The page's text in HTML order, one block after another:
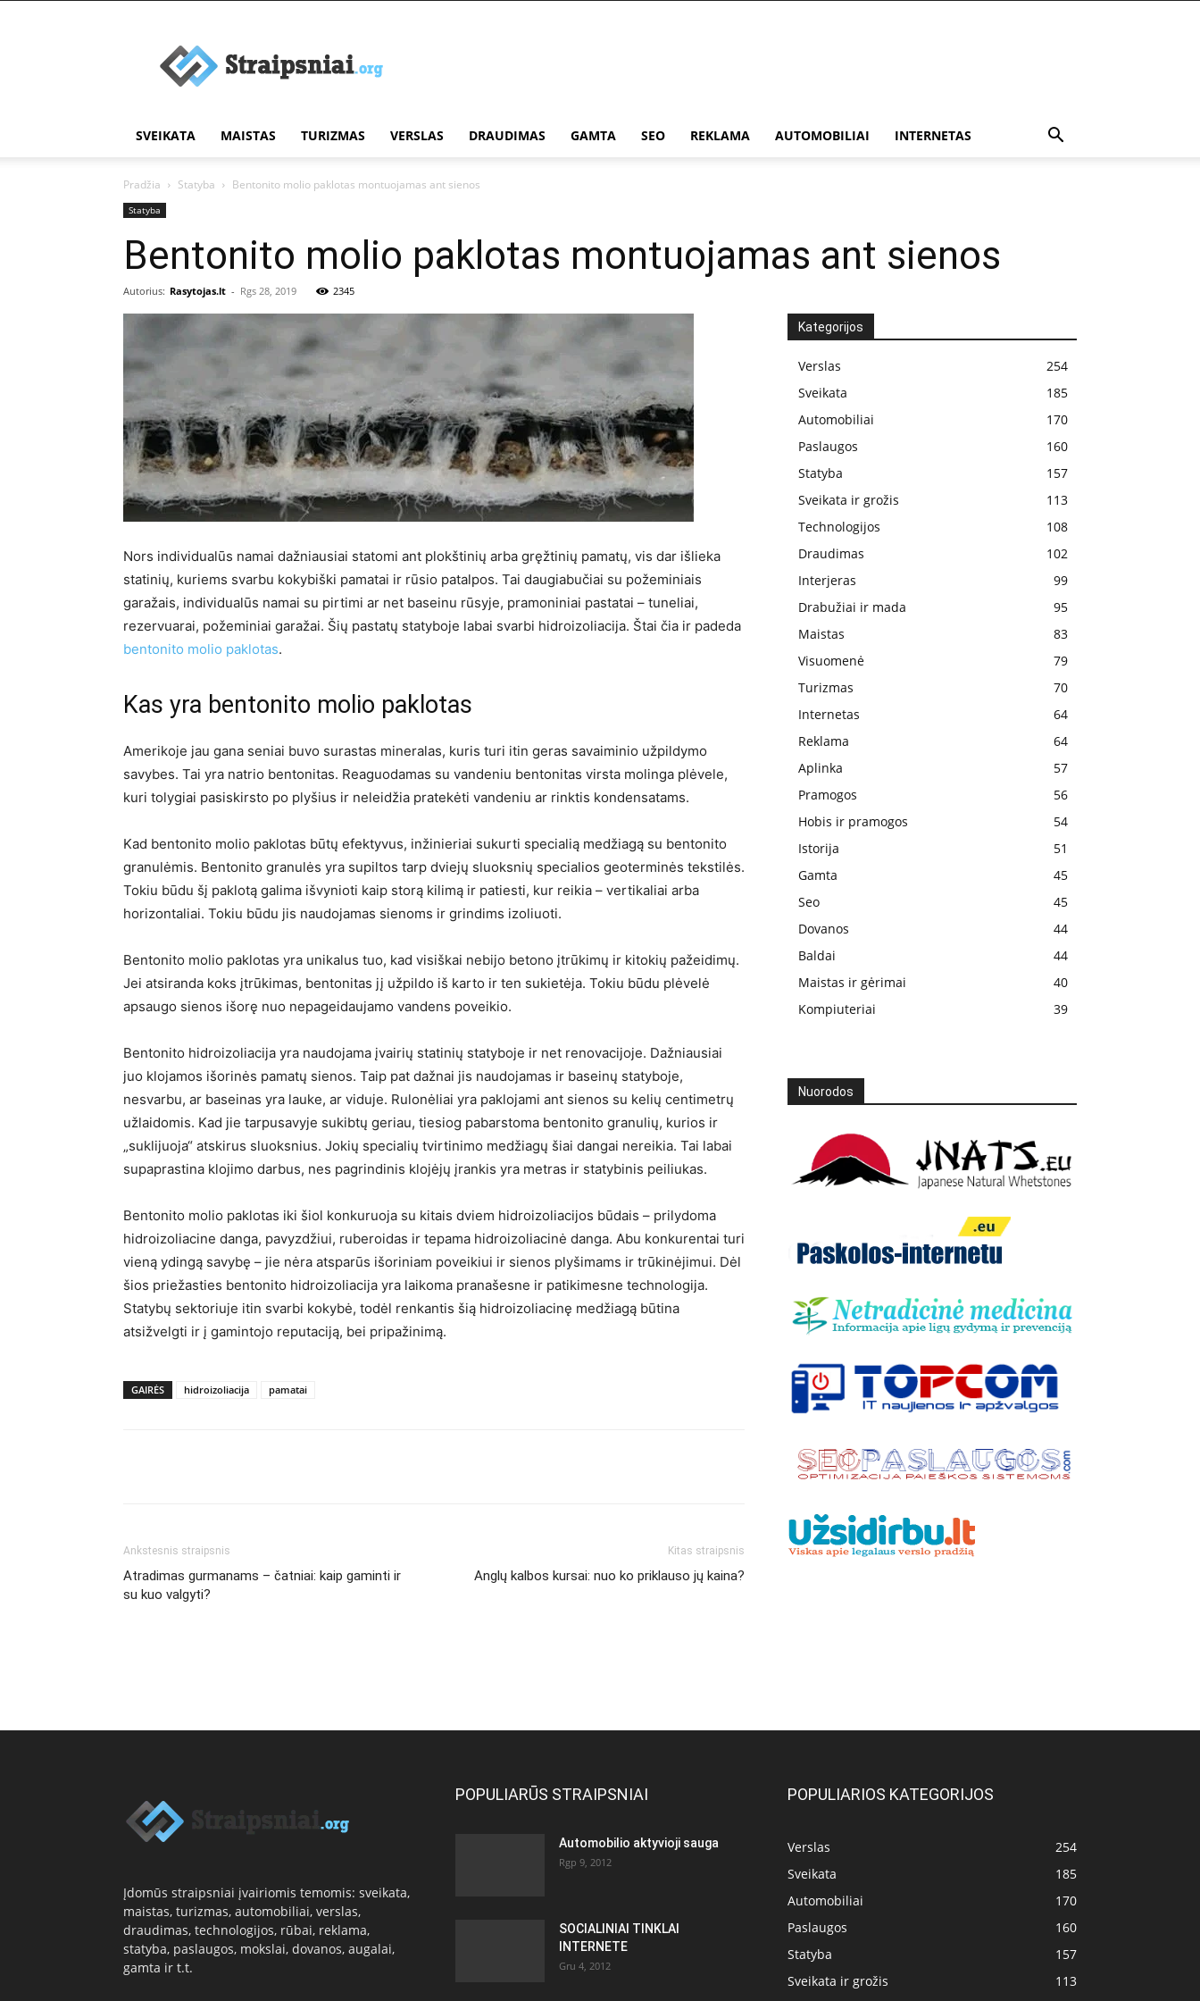
straipsniai
SVEIKATA MAISTAS TURIZMAS VERSLAS DRAUDIMAS GAMTA SEO REKLAMA AUTOMOBILIAI INTERNETAS
Pradžia Statyba Bentonito molio paklotas montuojamas ant sienos
Statyba
Bentonito molio paklotas montuojamas ant sienos
Autorius: Rasytojas.lt - Rgs 28, 2019 2345
Nors individualūs namai dažniausiai statomi ant plokštinių arba gręžtinių pamatų, vis dar išlieka
statinių, kuriems svarbu kokybiški pamatai ir rūsio patalpos. Tai daugiabučiai su požeminiais
garažais, individualūs namai su pirtimi ar net baseinu rūsyje, pramoniniai pastatai – tuneliai,
rezervuarai, požeminiai garažai. Šių pastatų statyboje labai svarbi hidroizoliacija. Štai čia ir padeda
bentonito molio paklotas.
Kas yra bentonito molio paklotas
Amerikoje jau gana seniai buvo surastas mineralas, kuris turi itin geras savaiminio užpildymo
savybes. Tai yra natrio bentonitas. Reaguodamas su vandeniu bentonitas virsta molinga plėvele,
kuri tolygiai pasiskirsto po plyšius ir neleidžia pratekėti vandeniu ar rinktis kondensatams.
Kad bentonito molio paklotas būtų efektyvus, inžinieriai sukurti specialią medžiagą su bentonito
granulėmis. Bentonito granulės yra supiltos tarp dviejų sluoksnių specialios geoterminės tekstilės.
Tokiu būdu šį paklotą galima išvynioti kaip storą kilimą ir patiesti, kur reikia – vertikaliai arba
horizontaliai. Tokiu būdu jis naudojamas sienoms ir grindims izoliuoti.
Bentonito molio paklotas yra unikalus tuo, kad visiškai nebijo betono įtrūkimų ir kitokių pažeidimų.
Jei atsiranda koks įtrūkimas, bentonitas jį užpildo iš karto ir ten sukietėja. Tokiu būdu plėvelė
apsaugo sienos išorę nuo nepageidaujamo vandens poveikio.
Bentonito hidroizoliacija yra naudojama įvairių statinių statyboje ir net renovacijoje. Dažniausiai
juo klojamos išorinės pamatų sienos. Taip pat dažnai jis naudojamas ir baseinų statyboje,
nesvarbu, ar baseinas yra lauke, ar viduje. Rulonėliai yra paklojami ant sienos su kelių centimetrų
užlaidomis. Kad jie tarpusavyje sukibtų geriau, tiesiog pabarstoma bentonito granulių, kurios ir
„suklijuoja“ atskirus sluoksnius. Jokių specialių tvirtinimo medžiagų šiai dangai nereikia. Tai labai
supaprastina klojimo darbus, nes pagrindinis klojėjų įrankis yra metras ir statybinis peiliukas.
Bentonito molio paklotas iki šiol konkuruoja su kitais dviem hidroizoliacijos būdais – prilydoma
hidroizoliacine danga, pavyzdžiui, ruberoidas ir tepama hidroizoliacinė danga. Abu konkurentai turi
vieną ydingą savybę – jie nėra atsparūs išoriniam poveikiui ir sienos plyšimams ir trūkinėjimui. Dėl
šios priežasties bentonito hidroizoliacija yra laikoma pranašesne ir patikimesne technologija.
Statybų sektoriuje itin svarbi kokybė, todėl renkantis šią hidroizoliacinę medžiagą būtina
atsižvelgti ir į gamintojo reputaciją, bei pripažinimą.
GAIRĖS hidroizoliacija pamatai
Ankstesnis straipsnis
Atradimas gurmanams – čatniai: kaip gaminti ir
su kuo valgyti?
Kitas straipsnis
Anglų kalbos kursai: nuo ko priklauso jų kaina?
Kategorijos
Verslas
254
Sveikata
185
Automobiliai
170
Paslaugos
160
Statyba
157
Sveikata ir grožis
113
Technologijos
108
Draudimas
102
Interjeras
99
Drabužiai ir mada
95
Maistas
83
Visuomenė
79
Turizmas
70
Internetas
64
Reklama
64
Aplinka
57
Pramogos
56
Hobis ir pramogos
54
Istorija
51
Gamta
45
Seo
45
Dovanos
44
Baldai
44
Maistas ir gėrimai
40
Kompiuteriai
39
Nuorodos
Įdomūs straipsniai įvairiomis temomis: sveikata,
maistas, turizmas, automobiliai, verslas,
draudimas, technologijos, rūbai, reklama,
statyba, paslaugos, mokslai, dovanos, augalai,
gamta ir t.t.
POPULIARŪS STRAIPSNIAI
Automobilio aktyvioji sauga
Rgp 9, 2012
SOCIALINIAI TINKLAI
INTERNETE
Gru 4, 2012
POPULIARIOS KATEGORIJOS
Verslas
254
Sveikata
185
Automobiliai
170
Paslaugos
160
Statyba
157
Sveikata ir grožis
113